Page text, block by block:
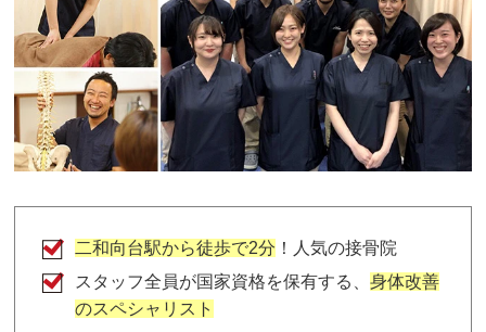
二和向台駅から徒歩で2分 ！人気の接骨院
スタッフ全員が国家資格を保有する、身体改善
のスペシャリスト